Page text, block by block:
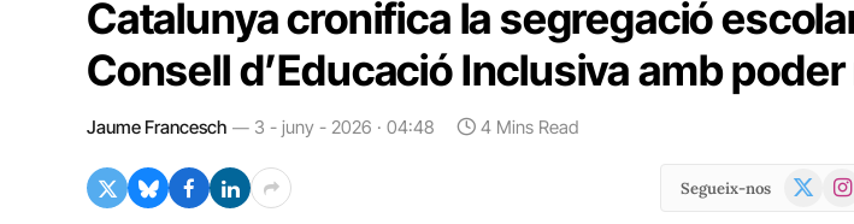
Catalunya cronifica la segregació
Consell d’Educació Inclusiva amb poder
Jaume Francesch 3 - juny - 2026 · 04:48 4 Mins Read
Segueix-nos
X